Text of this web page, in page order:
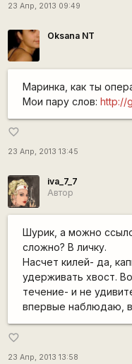
23 Апр, 2013 09:49
Oksana NT
Маринка, как ты
Мои пару слов: http://
favorite_border
23 Апр, 2013 13:45
iva_7_7
Автор
Шурик, а можно
сложно? В личку.
Насчет килей- да,
удерживать хвост.
течение- и не
впервые наблюдаю,
favorite_border
23 Апр, 2013 13:58